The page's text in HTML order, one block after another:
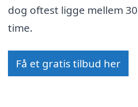
dog oftest ligge mellem
time.
Få et gratis tilbud her